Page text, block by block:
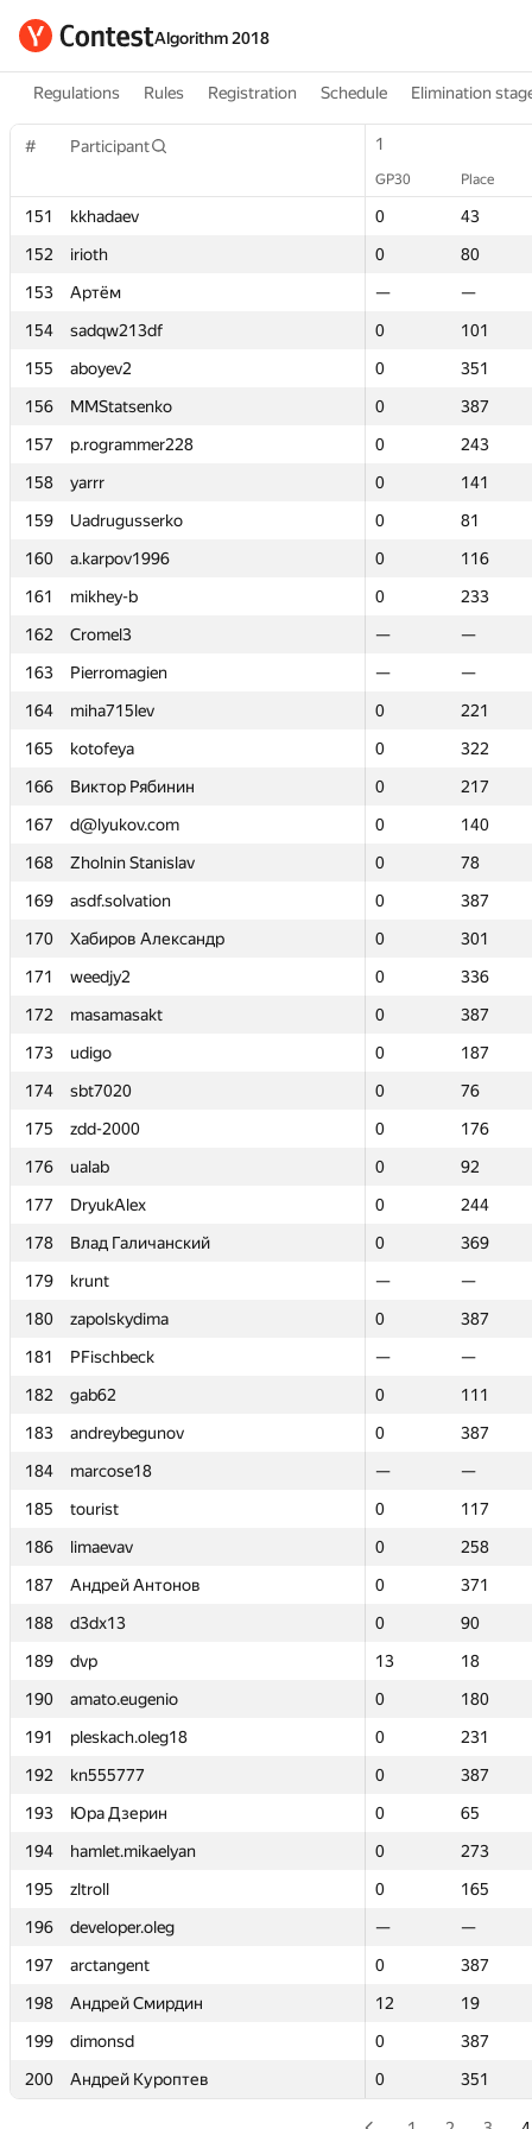
Algorithm 2018
Regulations Rules Registration Schedule Elimination
# Participant 1
GP30 Place
151 kkhadaev 0
43
152
irioth 0
80
153
Артём —
—
154
sadqw213df 0
101
155
aboyev2 0
351
156
MMStatsenko 0
387
157
p.rogrammer228 0
243
158
yarrr 0
141
159
Uadrugusserko 0
81
160
a.karpov1996 0
116
161
mikhey-b 0
233
162
Cromel3 —
—
163
Pierromagien —
—
164
miha715lev 0
221
165
kotofeya 0
322
166
Виктор Рябинин 0
217
167
d@lyukov.com 0
140
168
Zholnin Stanislav 0
78
169
asdf.solvation 0
387
170
Хабиров Александр 0
301
171
weedjy2 0
336
172
masamasakt 0
387
173
udigo 0
187
174
sbt7020 0
76
175
zdd-2000 0
176
176
ualab 0
92
177
DryukAlex 0
244
178
Влад Галичанский 0
369
179
krunt —
—
180
zapolskydima 0
387
181
PFischbeck —
—
182
gab62 0
111
183
andreybegunov 0
387
184
marcose18 —
—
185
tourist 0
117
186
limaevav 0
258
187
Андрей Антонов 0
371
188
d3dx13 0
90
189
dvp 13
18
190
amato.eugenio 0
180
191
pleskach.oleg18 0
231
192
kn555777 0
387
193
Юра Дзерин 0
65
194
hamlet.mikaelyan 0
273
195
zltroll 0
165
196
developer.oleg —
—
197
arctangent 0
387
198
Андрей Смирдин 12
19
199
dimonsd 0
387
200
Андрей Куроптев 0 351
# Participant 1
GP30 Place
151 kkhadaev 0
43
152
irioth 0
80
153
Артём —
—
154
sadqw213df 0
101
155
aboyev2 0
351
156
MMStatsenko 0
387
157
p.rogrammer228 0
243
158
yarrr 0
141
159
Uadrugusserko 0
81
160
a.karpov1996 0
116
161
mikhey-b 0
233
162
Cromel3 —
—
163
Pierromagien —
—
164
miha715lev 0
221
165
kotofeya 0
322
166
Виктор Рябинин 0
217
167
d@lyukov.com 0
140
168
Zholnin Stanislav 0
78
169
asdf.solvation 0
387
170
Хабиров Александр 0
301
171
weedjy2 0
336
172
masamasakt 0
387
173
udigo 0
187
174
sbt7020 0
76
175
zdd-2000 0
176
176
ualab 0
92
177
DryukAlex 0
244
178
Влад Галичанский 0
369
179
krunt —
—
180
zapolskydima 0
387
181
PFischbeck —
—
182
gab62 0
111
183
andreybegunov 0
387
184
marcose18 —
—
185
tourist 0
117
186
limaevav 0
258
187
Андрей Антонов 0
371
188
d3dx13 0
90
189
dvp 13
18
190
amato.eugenio 0
180
191
pleskach.oleg18 0
231
192
kn555777 0
387
193
Юра Дзерин 0
65
194
hamlet.mikaelyan 0
273
195
zltroll 0
165
196
developer.oleg —
—
197
arctangent 0
387
198
Андрей Смирдин 12
19
199
dimonsd 0
387
200
Андрей Куроптев 0 351